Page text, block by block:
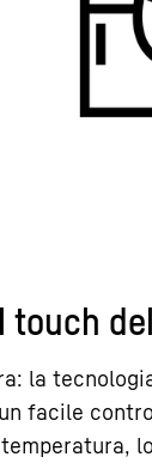
touch
la
facile